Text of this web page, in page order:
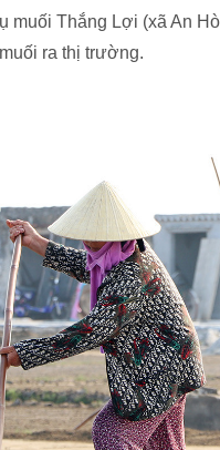
muối Thắng Lợi (xã An
ra thị trường.